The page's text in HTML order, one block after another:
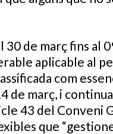
de març fins al
aplicable al
com
de març, i
43 del Conveni
que